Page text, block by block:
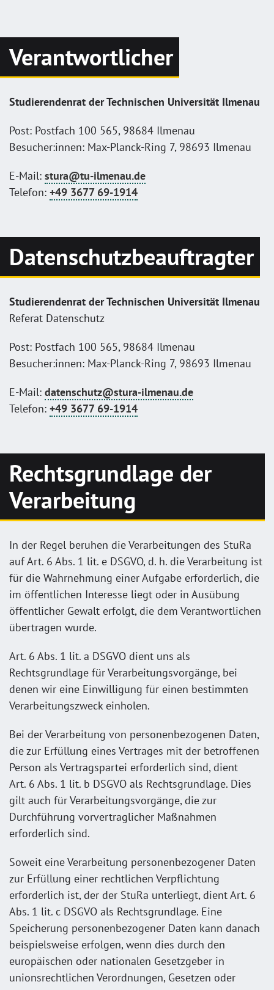
Verantwortlicher
Studierendenrat der Technischen Universität Ilmenau
Post: Postfach 100 565, 98684 Ilmenau
Besucher:innen: Max-Planck-Ring 7, 98693 Ilmenau
E-Mail: stura@tu-ilmenau.de
Telefon: +49 3677 69-1914
Datenschutzbeauftragter
Studierendenrat der Technischen Universität Ilmenau
Referat Datenschutz
Post: Postfach 100 565, 98684 Ilmenau
Besucher:innen: Max-Planck-Ring 7, 98693 Ilmenau
E-Mail: datenschutz@stura-ilmenau.de
Telefon: +49 3677 69-1914
Rechtsgrundlage der
Verarbeitung
In der Regel beruhen die Verarbeitungen des StuRa
auf Art. 6 Abs. 1 lit. e DSGVO, d. h. die Verarbeitung ist
für die Wahrnehmung einer Aufgabe erforderlich, die
im öffentlichen Interesse liegt oder in Ausübung
öffentlicher Gewalt erfolgt, die dem Verantwortlichen
übertragen wurde.
Art. 6 Abs. 1 lit. a DSGVO dient uns als
Rechtsgrundlage für Verarbeitungsvorgänge, bei
denen wir eine Einwilligung für einen bestimmten
Verarbeitungszweck einholen.
Bei der Verarbeitung von personenbezogenen Daten,
die zur Erfüllung eines Vertrages mit der betroffenen
Person als Vertragspartei erforderlich sind, dient
Art. 6 Abs. 1 lit. b DSGVO als Rechtsgrundlage. Dies
gilt auch für Verarbeitungsvorgänge, die zur
Durchführung vorvertraglicher Maßnahmen
erforderlich sind.
Soweit eine Verarbeitung personenbezogener Daten
zur Erfüllung einer rechtlichen Verpflichtung
erforderlich ist, der der StuRa unterliegt, dient Art. 6
Abs. 1 lit. c DSGVO als Rechtsgrundlage. Eine
Speicherung personenbezogener Daten kann danach
beispielsweise erfolgen, wenn dies durch den
europäischen oder nationalen Gesetzgeber in
unionsrechtlichen Verordnungen, Gesetzen oder